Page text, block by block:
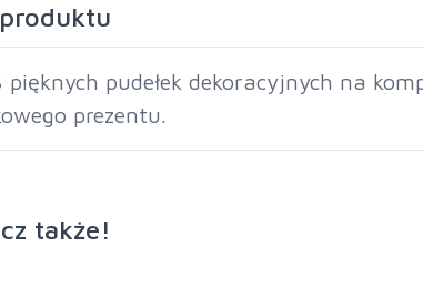
pudełek dekoracyjnych na
prezentu.
także!